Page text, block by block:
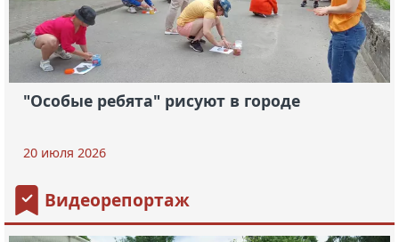
"Особые ребята" рисуют в городе
20 июля 2026
Видеорепортаж